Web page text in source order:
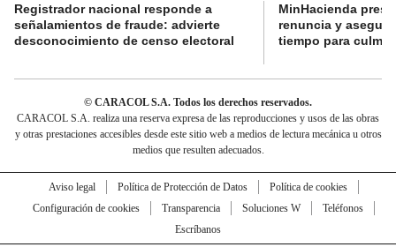
Registrador nacional responde a
señalamientos de fraude: advierte
desconocimiento de censo electoral
MinHacienda
renuncia y
tiempo para
© CARACOL S.A. Todos los derechos reservados.
CARACOL S.A. realiza una reserva expresa de las reproducciones y usos de las obras
y otras prestaciones accesibles desde este sitio web a medios de lectura mecánica u otros
medios que resulten adecuados.
Aviso legal Política de Protección de Datos
Política de cookies
Configuración de cookies
Transparencia Soluciones W
Teléfonos
Escríbanos